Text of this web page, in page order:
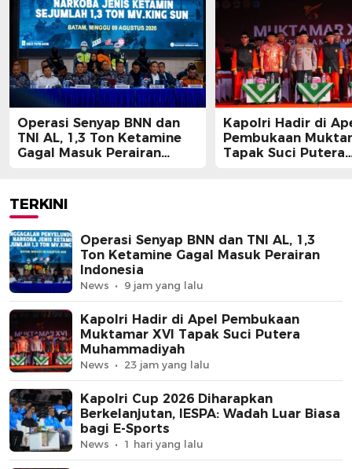
Operasi Senyap BNN dan
TNI AL, 1,3 Ton Ketamine
Gagal Masuk Perairan
Kapolri Hadir di
Pembukaan
Tapak Suci Putera
TERKINI
Operasi Senyap BNN dan TNI AL, 1,3
Ton Ketamine Gagal Masuk Perairan
Indonesia
News 9 jam yang lalu
Kapolri Hadir di Apel Pembukaan
Muktamar XVI Tapak Suci Putera
Muhammadiyah
News 23 jam yang lalu
Kapolri Cup 2026 Diharapkan
Berkelanjutan, IESPA: Wadah Luar Biasa
bagi E-Sports
News 1 hari yang lalu